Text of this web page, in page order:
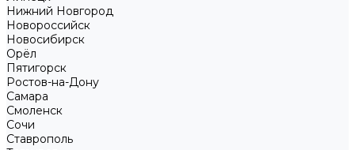
Нижний Новгород
Новороссийск
Новосибирск
Орёл
Пятигорск
Ростов-на-Дону
Самара
Смоленск
Сочи
Ставрополь